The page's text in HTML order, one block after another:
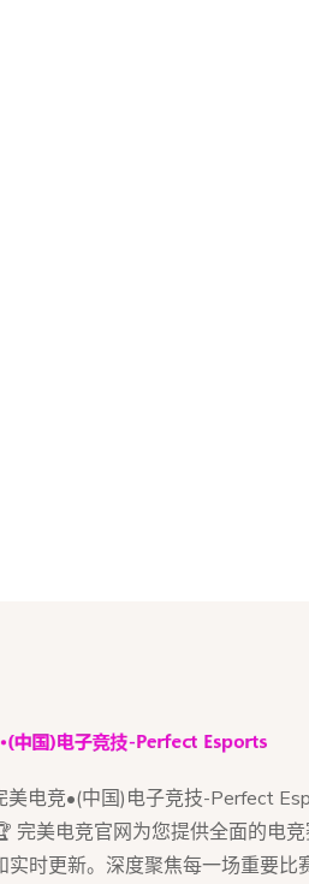
美电竞•(中国)电子竞技-Perfect
完美电竞官网为您提供全面的电
实时更新。深度聚焦每一场重要比